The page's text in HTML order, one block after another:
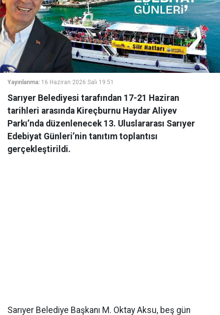
Yayınlanma: 16 Haziran 2026 Salı 19:51
Sarıyer Belediyesi tarafından 17-21 Haziran
tarihleri arasında Kireçburnu Haydar Aliyev
Parkı’nda düzenlenecek 13. Uluslararası Sarıyer
Edebiyat Günleri’nin tanıtım toplantısı
gerçekleştirildi.
Sarıyer Belediye Başkanı M. Oktay Aksu, beş gün